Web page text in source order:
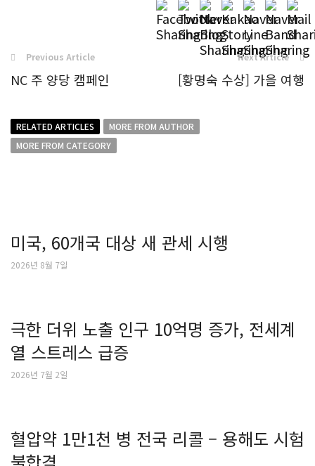
Previous Article
NC 주 양당 캠페인
Next Article
[황명숙 수상] 가을 여행
RELATED ARTICLES
MORE FROM AUTHOR
MORE FROM CATEGORY
미국, 60개국 대상 새 관세 시행
2026년 8월 7일
극한 더위 노출 인구 10억명 증가, 전세계
열 스트레스 급증
2026년 7월 2일
혈압약 1만1천 병 전국 리콜 – 용해도 시험